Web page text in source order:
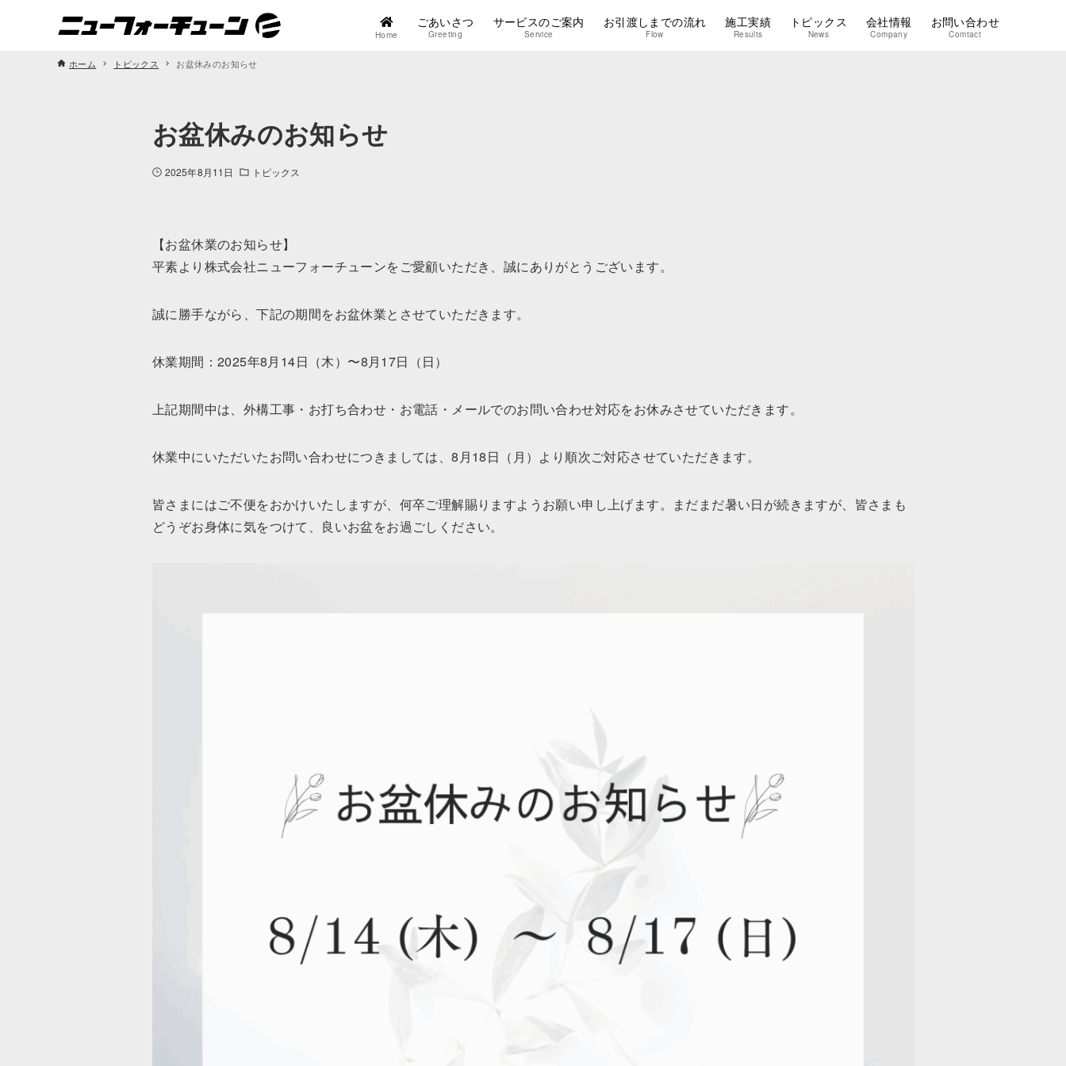
Home
ごあいさつ
Greeting
サービスのご案内
Service
お引渡しまでの流れ
Flow
施工実績
Results
トピックス
News
会社情報
Company
お問い合わせ
Comtact
ホーム トピックス お盆休みのお知らせ
お盆休みのお知らせ
2025年8月11日 トピックス
【お盆休業のお知らせ】
平素より株式会社ニューフォーチューンをご愛顧いただき、誠にありがとうございます。
誠に勝手ながら、下記の期間をお盆休業とさせていただきます。
休業期間：2025年8月14日（木）〜8月17日（日）
上記期間中は、外構工事・お打ち合わせ・お電話・メールでのお問い合わせ対応をお休みさせていただきます。
休業中にいただいたお問い合わせにつきましては、8月18日（月）より順次ご対応させていただきます。
皆さまにはご不便をおかけいたしますが、何卒ご理解賜りますようお願い申し上げます。まだまだ暑い日が続きますが、皆さまも
どうぞお身体に気をつけて、良いお盆をお過ごしください。